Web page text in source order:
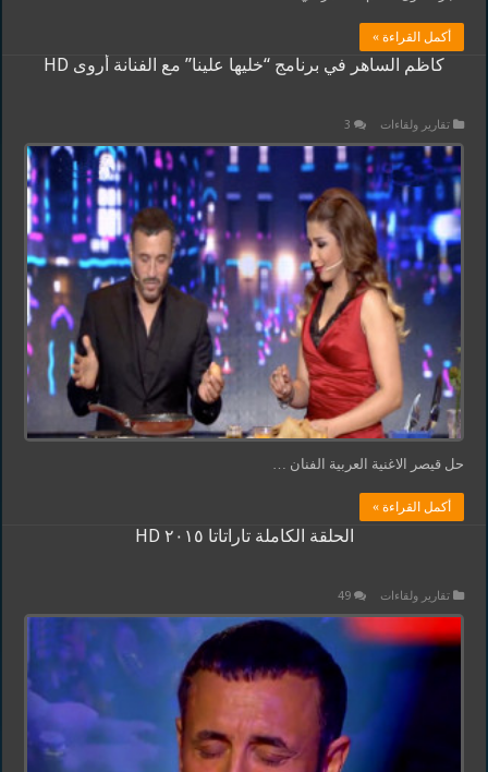
أكمل القراءة »
كاظم الساهر في برنامج “خليها علينا” مع الفنانة أروى HD
تقارير ولقاءات 3
حل قيصر الاغنية العربية الفنان …
أكمل القراءة »
الحلقة الكاملة تاراتاتا ٢٠١٥ HD
تقارير ولقاءات 49